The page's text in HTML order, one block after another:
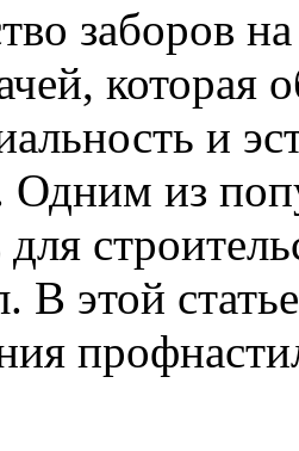
заборов
которая
и
Одним из
В этой